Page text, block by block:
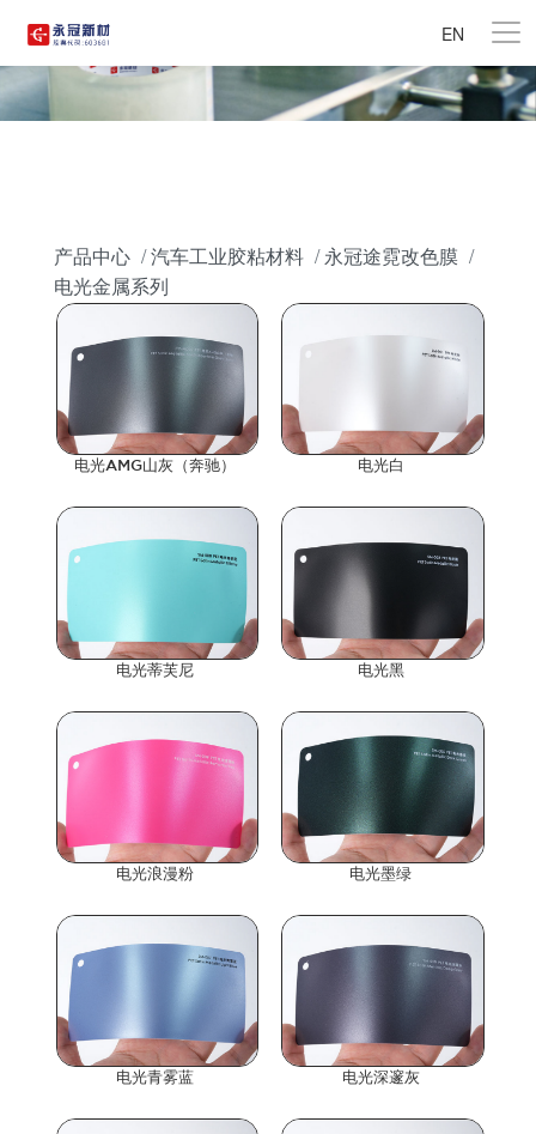
EN
产品中心 汽车工业胶粘材料
永冠途霓改色膜
电光金属系列
电光AMG山灰（奔驰） 电光白
电光蒂芙尼 电光黑
电光浪漫粉 电光墨绿
电光青雾蓝 电光深邃灰